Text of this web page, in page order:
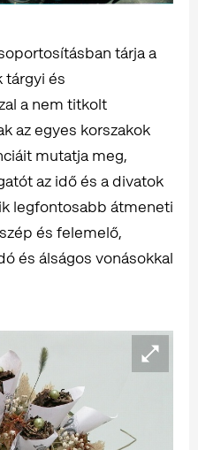
tárja a
tárgyi és
a nem titkolt
az egyes korszakok
mutatja meg,
az idő és a divatok
legfontosabb átmeneti
és felemelő,
és álságos vonásokkal